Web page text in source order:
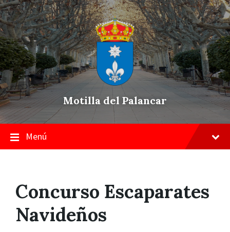
Skip
to
content
Saltar
a
la
navegación
principal
Saltar
a
pie
de
página
Motilla del Palancar
Menú
Concurso Escaparates
Navideños